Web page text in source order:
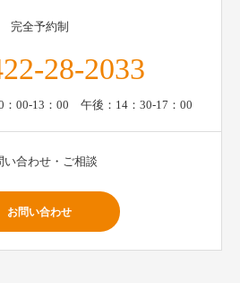
完全予約制
28-2033
：00-13：00 午後：14：30-17：00
い合わせ・ご相談
お問い合わせ